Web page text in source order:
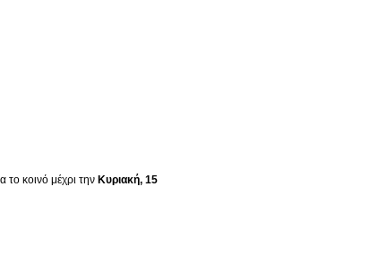
το κοινό μέχρι την Κυριακή, 15